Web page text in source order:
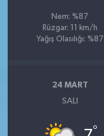
Nem: %87
Rüzgar: 11 km/h
Yağış Olasılığı: %87
24 MART
SALI
°